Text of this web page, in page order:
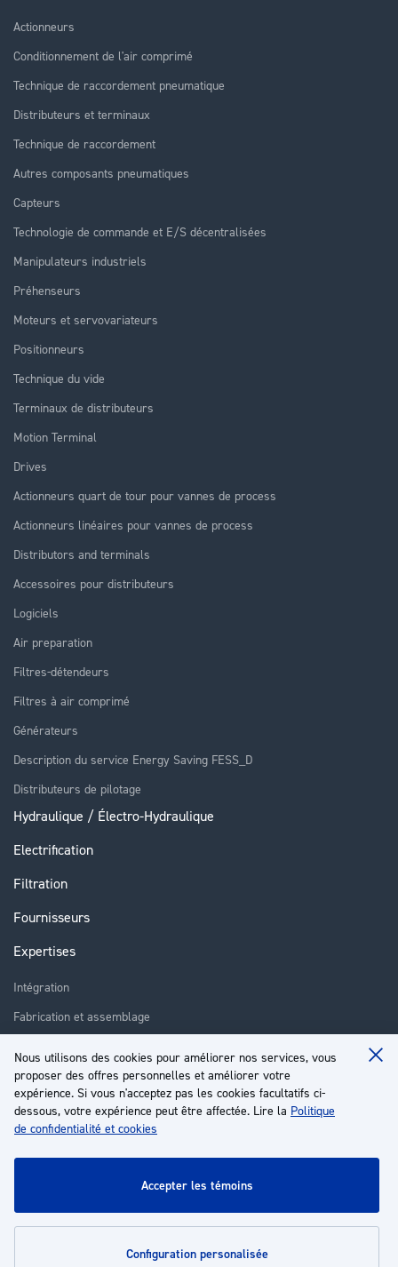
Nous utilisons des cookies pour améliorer nos services, vous
proposer des offres personnelles et améliorer votre
expérience. Si vous n'acceptez pas les cookies facultatifs ci-
dessous, votre expérience peut être affectée. Lire la Politique
de confidentialité et cookies
accepter les témoins
configuration personalisée
Actionneurs
Conditionnement de l'air comprimé
Technique de raccordement pneumatique
Distributeurs et terminaux
Technique de raccordement
Autres composants pneumatiques
Capteurs
Technologie de commande et E/S décentralisées
Manipulateurs industriels
Préhenseurs
Moteurs et servovariateurs
Positionneurs
Technique du vide
Terminaux de distributeurs
Motion Terminal
Drives
Actionneurs quart de tour pour vannes de process
Actionneurs linéaires pour vannes de process
Distributors and terminals
Accessoires pour distributeurs
Logiciels
Air preparation
Filtres-détendeurs
Filtres à air comprimé
Générateurs
Description du service Energy Saving FESS_D
Distributeurs de pilotage
Hydraulique / Électro-Hydraulique
Electrification
Filtration
Fournisseurs
Expertises
Intégration
Fabrication et assemblage
Réparation
Formation
À propos
Service client